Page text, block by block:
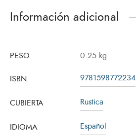
Información adicional
PESO 0.25 kg
ISBN 9781598772234
CUBIERTA Rustica
IDIOMA Español